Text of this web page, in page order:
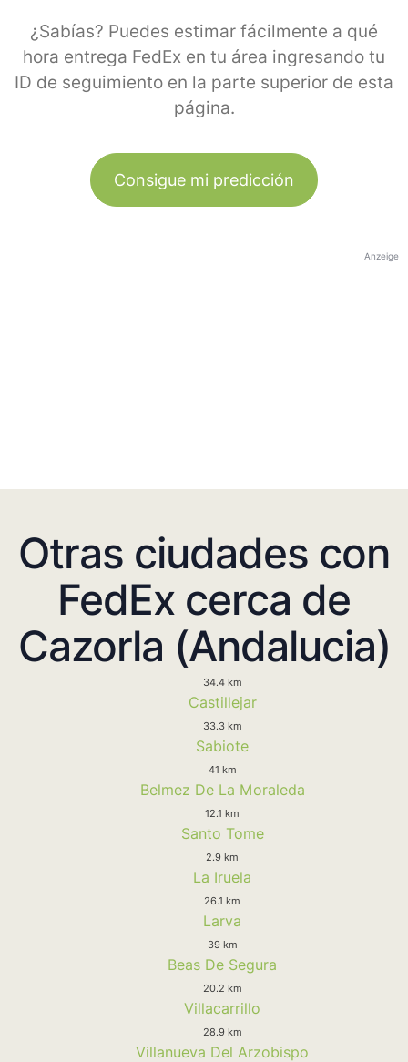
¿Sabías? Puedes estimar fácilmente a qué
hora entrega FedEx en tu área ingresando tu
ID de seguimiento en la parte superior de esta
página.
Consigue mi predicción
Anzeige
Otras ciudades con
FedEx cerca de
Cazorla (Andalucia)
34.4 km
Castillejar
33.3 km
Sabiote
41 km
Belmez De La Moraleda
12.1 km
Santo Tome
2.9 km
La Iruela
26.1 km
Larva
39 km
Beas De Segura
20.2 km
Villacarrillo
28.9 km
Villanueva Del Arzobispo